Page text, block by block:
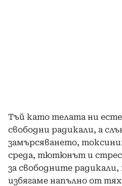
Тъй като телата ни
свободни радикали, а
замърсяването,
среда, тютюнът и
за свободните
избягаме напълно от